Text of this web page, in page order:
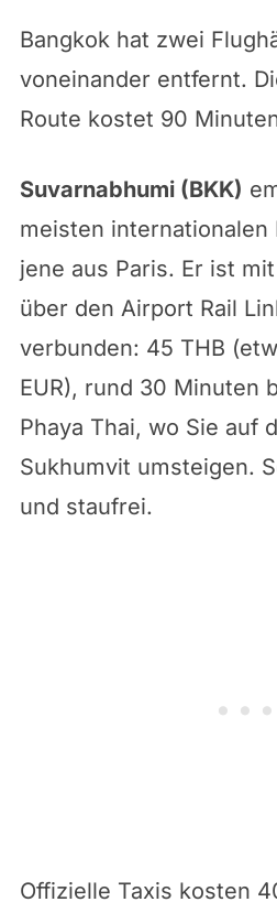
Bangkok hat zwei
voneinander entfernt.
Route kostet 90
Suvarnabhumi (BKK)
meisten internationalen
jene aus Paris. Er ist
über den Airport Rail
verbunden: 45 THB
EUR), rund 30 Minuten
Phaya Thai, wo Sie auf
Sukhumvit umsteigen.
und staufrei.
Offizielle Taxis kosten